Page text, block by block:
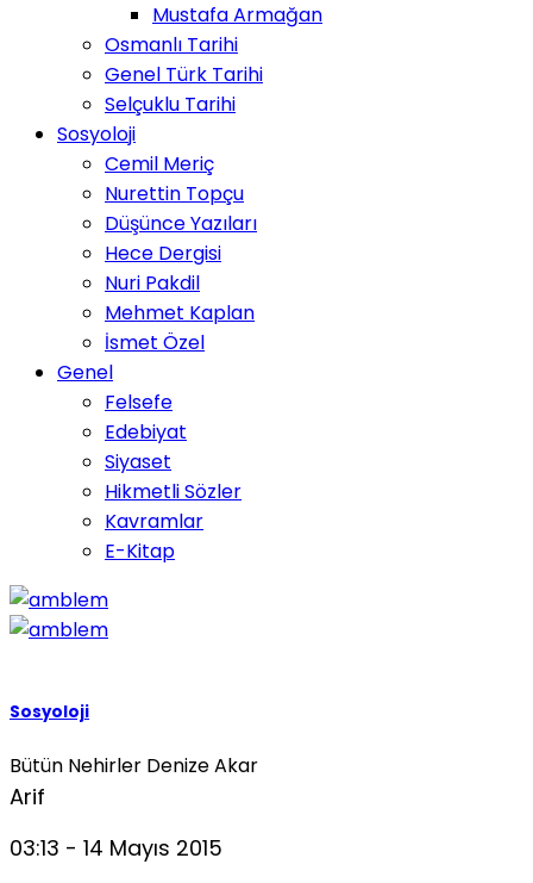
Mustafa Armağan
Osmanlı Tarihi
Genel Türk Tarihi
Selçuklu Tarihi
Sosyoloji
Cemil Meriç
Nurettin Topçu
Düşünce Yazıları
Hece Dergisi
Nuri Pakdil
Mehmet Kaplan
İsmet Özel
Genel
Felsefe
Edebiyat
Siyaset
Hikmetli Sözler
Kavramlar
E-Kitap
Sosyoloji
Bütün Nehirler Denize Akar
Arif
03:13 - 14 Mayıs 2015